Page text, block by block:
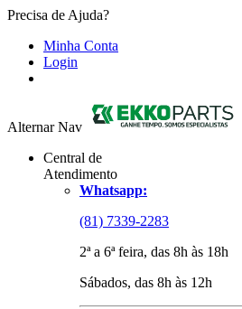
Precisa de Ajuda?
Minha Conta
Login
Alternar Nav
Central de
Atendimento
Whatsapp:
(81) 7339-2283
2ª a 6ª feira, das 8h às 18h
Sábados, das 8h às 12h